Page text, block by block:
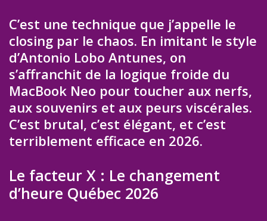
C’est une technique que j’appelle le
closing par le chaos. En imitant le style
d’Antonio Lobo Antunes, on
s’affranchit de la logique froide du
MacBook Neo pour toucher aux nerfs,
aux souvenirs et aux peurs viscérales.
C’est brutal, c’est élégant, et c’est
terriblement efficace en 2026.
Le facteur X : Le changement
d’heure Québec 2026